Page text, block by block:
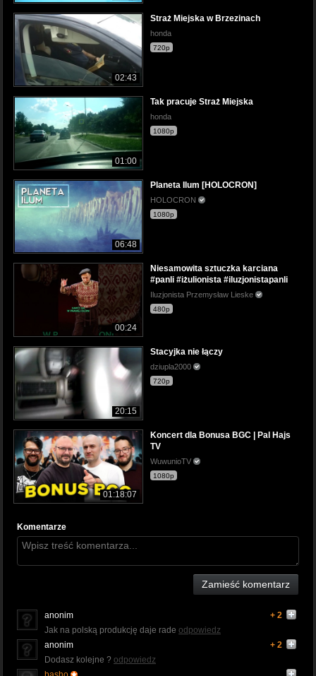
02:43
Straż Miejska w Brzezinach
honda
720p
01:00
Tak pracuje Straż Miejska
honda
1080p
06:48
Planeta Ilum [HOLOCRON]
HOLOCRON
1080p
00:24
Niesamowita sztuczka karciana
#panli #iżulionista #iluzjonistapanli
Iluzjonista Przemysław Lieske
480p
20:15
Stacyjka nie łączy
dziupla2000
720p
01:18:07
Koncert dla Bonusa BGC | Pal Hajs
TV
WuwunioTV
1080p
Komentarze
Zamieść komentarz
anonim
+ 2
Jak na polską produkcję daje rade odpowiedz
anonim
+ 2
Dodasz kolejne ? odpowiedz